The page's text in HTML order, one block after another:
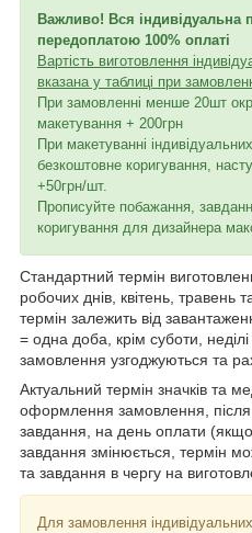
Важливо! Вся індивідуальна
передоплатою 100% оплаті
Вартість виготовлення
вказана у таблиці при
При замовленні менше 20шт
макетування + 200грн
При макетуванні
безкоштовне коригування,
+50грн/шт.
Прописуйте побажання,
коригування для дизайнера
Стандартний термін
робочих днів, квітень, травень
термін залежить від
= одна доба, крім суботи,
замовлення узгоджуються та
Актуальний термін значків та
оформлення замовлення, після
завдання, на день оплати
завдання змінюється, термін
та завдання в чергу на
Для замовлення